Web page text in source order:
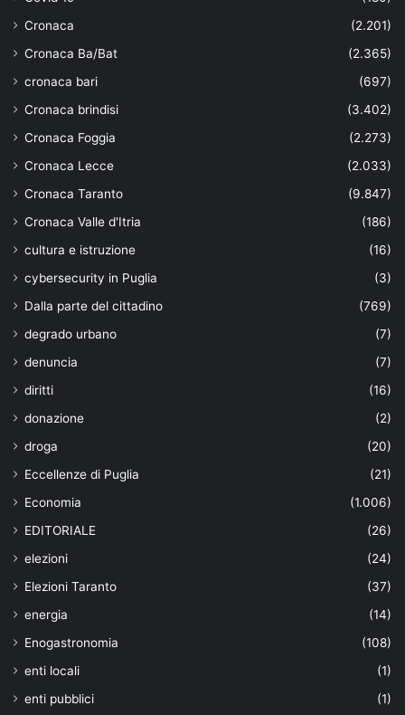
Cronaca
(2.201)
Cronaca Ba/Bat
(2.365)
cronaca bari
(697)
Cronaca brindisi
(3.402)
Cronaca Foggia
(2.273)
Cronaca Lecce
(2.033)
Cronaca Taranto
(9.847)
Cronaca Valle d'Itria
(186)
cultura e istruzione
(16)
cybersecurity in Puglia
(3)
Dalla parte del cittadino
(769)
degrado urbano
(7)
denuncia
(7)
diritti
(16)
donazione
(2)
droga
(20)
Eccellenze di Puglia
(21)
Economia
(1.006)
EDITORIALE
(26)
elezioni
(24)
Elezioni Taranto
(37)
energia
(14)
Enogastronomia
(108)
enti locali
(1)
enti pubblici
(1)